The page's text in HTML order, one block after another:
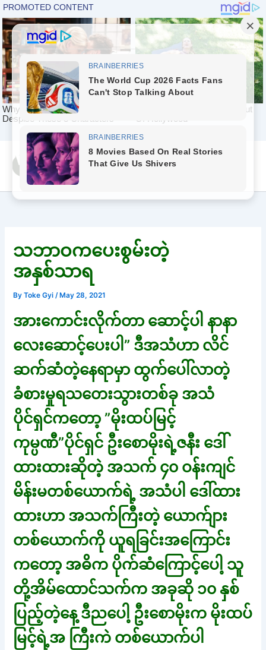
content
Yeah Celeb [အပြာ
သဘာဝကပေးစွမ်းတဲ့
အနှစ်သာရ
ByToke Gyi /May 28, 2021
အားကောင်းလိုက်တာ ဆောင့်ပါ နာနာ
လေးဆောင့်ပေးပါ” ဒီအသံဟာ လိင်
ဆက်ဆံတဲ့နေရာမှာ ထွက်ပေါ်လာတဲ့
ခံစားမှုရသတေးသွားတစ်ခု အသံ
ပိုင်ရှင်ကတော့ ”မိုးထပ်မြင့်
ကုမ္ပဏီ”ပိုင်ရှင် ဦးစောမိုးရဲ့ဇနီး ဒေါ်
ထားထားဆိုတဲ့ အသက် ၄၀ ဝန်းကျင်
မိန်းမတစ်ယောက်ရဲ့ အသံပါ ဒေါ်ထား
ထားဟာ အသက်ကြီးတဲ့ ယောက်ျား
တစ်ယောက်ကို ယူရခြင်းအကြောင်း
ကတော့ အဓိက ပိုက်ဆံကြောင့်ပေါ့ သူ
တို့အိမ်ထောင်သက်က အခုဆို ၁၀ နှစ်
ပြည့်တဲ့နေ့ ဒီညပေါ့ ဦးစောမိုးက မိုးထပ်
မြင့်ရဲ့အ ကြီးကဲ တစ်ယောက်ပါ